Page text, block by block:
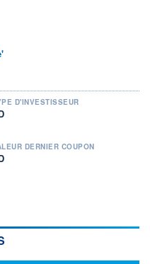
D'INVESTISSEUR
DERNIER COUPON